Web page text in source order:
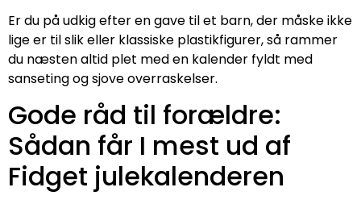
Er du på udkig efter en gave til et barn, der måske ikke
lige er til slik eller klassiske plastikfigurer, så rammer
du næsten altid plet med en kalender fyldt med
sanseting og sjove overraskelser.
Gode råd til forældre:
Sådan får I mest ud af
Fidget julekalenderen